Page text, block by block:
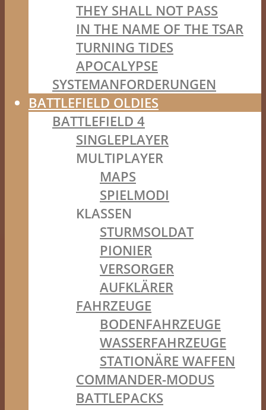
THEY SHALL NOT PASS
IN THE NAME OF THE TSAR
TURNING TIDES
APOCALYPSE
SYSTEMANFORDERUNGEN
BATTLEFIELD OLDIES
BATTLEFIELD 4
SINGLEPLAYER
MULTIPLAYER
MAPS
SPIELMODI
KLASSEN
STURMSOLDAT
PIONIER
VERSORGER
AUFKLÄRER
FAHRZEUGE
BODENFAHRZEUGE
WASSERFAHRZEUGE
STATIONÄRE WAFFEN
COMMANDER-MODUS
BATTLEPACKS